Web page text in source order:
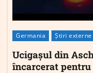
Germania Știri externe
Ucigașul din
încarcerat pentru